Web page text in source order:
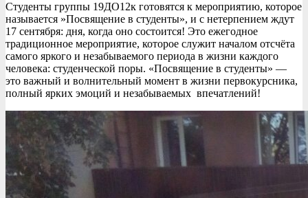
Студенты группы 19ДО12к готовятся к мероприятию, которое
называется »Посвящение в студенты», и с нетерпением ждут
17 сентября: дня, когда оно состоится! Это ежегодное
традиционное мероприятие, которое служит началом отсчёта
самого яркого и незабываемого периода в жизни каждого
человека: студенческой поры. «Посвящение в студенты» —
это важный и волнительный момент в жизни первокурсника,
полный ярких эмоций и незабываемых впечатлений!